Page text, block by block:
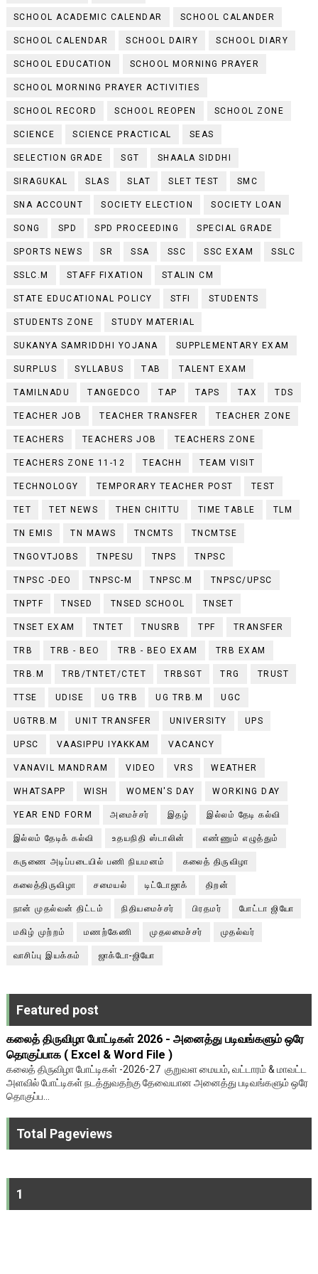
SCHOOL ACADEMIC CALENDAR SCHOOL CALANDER
SCHOOL CALENDAR SCHOOL DAIRY SCHOOL DIARY
SCHOOL EDUCATION SCHOOL MORNING PRAYER
SCHOOL MORNING PRAYER ACTIVITIES
SCHOOL RECORD SCHOOL REOPEN SCHOOL ZONE
SCIENCE SCIENCE PRACTICAL SEAS
SELECTION GRADE SGT SHAALA SIDDHI
SIRAGUKAL SLAS SLAT SLET TEST SMC
SNA ACCOUNT SOCIETY ELECTION SOCIETY LOAN
SONG SPD SPD PROCEEDING SPECIAL GRADE
SPORTS NEWS SR SSA SSC SSC EXAM SSLC
SSLC.M STAFF FIXATION STALIN CM
STATE EDUCATIONAL POLICY STFI STUDENTS
STUDENTS ZONE STUDY MATERIAL
SUKANYA SAMRIDDHI YOJANA SUPPLEMENTARY EXAM
SURPLUS SYLLABUS TAB TALENT EXAM
TAMILNADU TANGEDCO TAP TAPS TAX TDS
TEACHER JOB TEACHER TRANSFER TEACHER ZONE
TEACHERS TEACHERS JOB TEACHERS ZONE
TEACHERS ZONE 11-12 TEACHH TEAM VISIT
TECHNOLOGY TEMPORARY TEACHER POST TEST
TET TET NEWS THEN CHITTU TIME TABLE TLM
TN EMIS TN MAWS TNCMTS TNCMTSE
TNGOVTJOBS TNPESU TNPS TNPSC
TNPSC -DEO TNPSC-M TNPSC.M TNPSC/UPSC
TNPTF TNSED TNSED SCHOOL TNSET
TNSET EXAM TNTET TNUSRB TPF TRANSFER
TRB TRB - BEO TRB - BEO EXAM TRB EXAM
TRB.M TRB/TNTET/CTET TRBSGT TRG TRUST
TTSE UDISE UG TRB UG TRB.M UGC
UGTRB.M UNIT TRANSFER UNIVERSITY UPS
UPSC VAASIPPU IYAKKAM VACANCY
VANAVIL MANDRAM VIDEO VRS WEATHER
WHATSAPP WISH WOMEN'S DAY WORKING DAY
YEAR END FORM அமைச்சர் இதழ் இல்லம் தேடி கல்வி
இல்லம் தேடிக் கல்வி உதயநிதி ஸ்டாலின் எண்ணும் எழுத்தும்
கருணை அடிப்படையில் பணி நியமனம் கலைத் திருவிழா
கலைத்திருவிழா சமையல் டிட்டோஜாக் திறன்
நான் முதல்வன் திட்டம் நிதியமைச்சர் பிரதமர் போட்டா ஜியோ
மகிழ் முற்றம் மணற்கேணி முதலமைச்சர் முதல்வர்
வாசிப்பு இயக்கம் ஜாக்டோ-ஜியோ
Featured post
கலைத் திருவிழா போட்டிகள் 2026 - அனைத்து படிவங்களும் ஒரே
தொகுப்பாக ( Excel & Word File )
கலைத் திருவிழா போட்டிகள் -2026-27 குறுவள மையம், வட்டாரம் & மாவட்ட
அளவில் போட்டிகள் நடத்துவதற்கு தேவையான அனைத்து படிவங்களும் ஒரே
தொகுப்ப...
Total Pageviews
1